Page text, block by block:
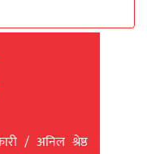
/ अनिल श्रेष्ठ